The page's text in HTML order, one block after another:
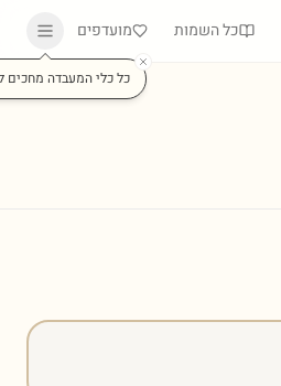
כל השמות מועדפים
כל כלי המעבדה מחכים